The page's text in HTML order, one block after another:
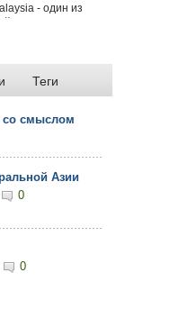
- один из
марки Land
Теги
со смыслом
Азии
0
0